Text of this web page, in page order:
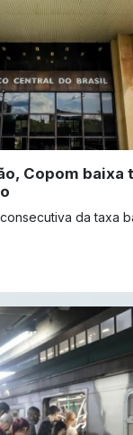
Copom baixa
da taxa